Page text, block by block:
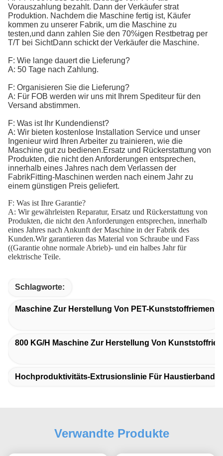
Vorauszahlung bezahlt. Dann der Verkäufer strat
Produktion. Nachdem die Maschine fertig ist, Käufer
kommen zu unserer Fabrik, um die Maschine zu
testen,und dann zahlen Sie den 70%igen Restbetrag per
T/T bei SichtDann schickt der Verkäufer die Maschine.
F: Wie lange dauert die Lieferung?
A: 50 Tage nach Zahlung.
F: Organisieren Sie die Lieferung?
A: Für FOB werden wir uns mit Ihrem Spediteur für den
Versand abstimmen.
F: Was ist Ihr Kundendienst?
A: Wir bieten kostenlose Installation Service und unser
Ingenieur wird Ihren Arbeiter zu trainieren, wie die
Maschine gut zu bedienen.Ersatz und Rückerstattung von
Produkten, die nicht den Anforderungen entsprechen,
innerhalb eines Jahres nach dem Verlassen der
FabrikFitting-Maschinen werden nach einem Jahr zu
einem günstigen Preis geliefert.
F: Was ist Ihre Garantie?
A: Wir gewährleisten Reparatur, Ersatz und Rückerstattung von
Produkten, die nicht den Anforderungen entsprechen, innerhalb
eines Jahres nach Ankunft der Maschine in der Fabrik des
Kunden.Wir garantieren das Material von Schraube und Fass
((Garantie ohne normale Abrieb)- und ein halbes Jahr für
elektrische Teile.
Schlagworte:
Maschine Zur Herstellung Von PET-Kunststoffriemen
800 KG/h Maschine Zur Herstellung Von
Hochproduktivitäts-Extrusionslinie Für Haustierband
Verwandte Produkte